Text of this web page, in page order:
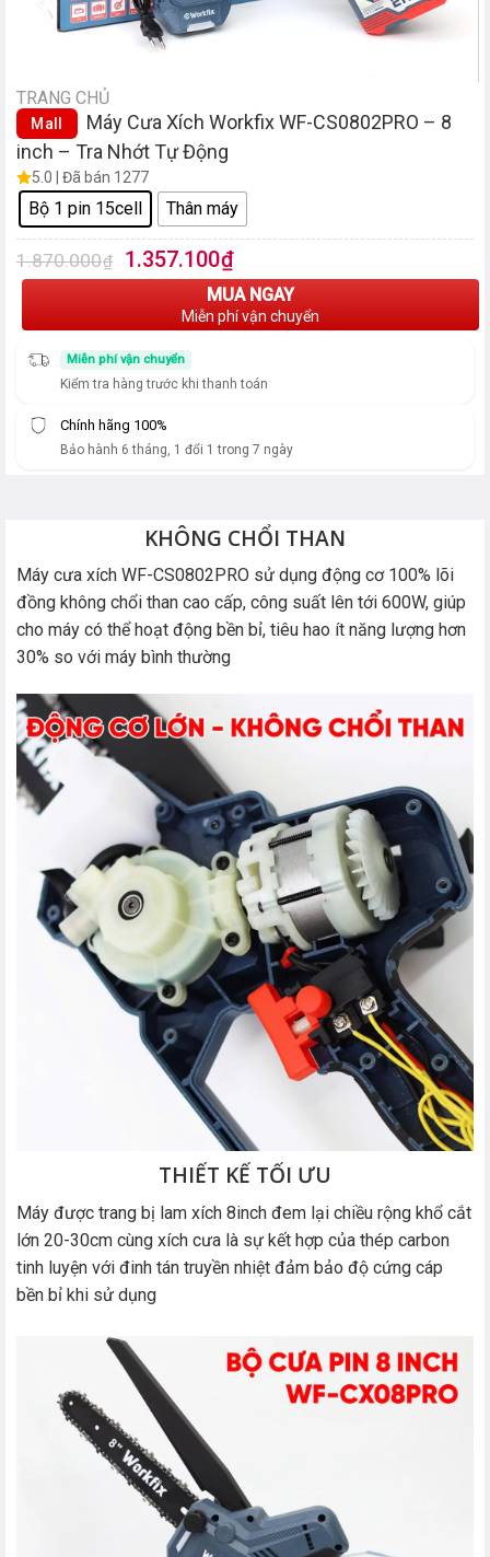
TRANG CHỦ
Mall
Máy Cưa Xích Workfix WF-CS0802PRO – 8
inch – Tra Nhớt Tự Động
5.0 | Đã bán 1277
Bộ 1 pin 15cell Thân máy
1.870.000₫
Giá
gốc
1.870.000₫.
1.357.100₫Giá
hiện
tại
là:
MUA NGAY
Miễn phí vận chuyển
Miễn phí vận chuyển
Kiểm tra hàng trước khi thanh toán
Chính hãng 100%
Bảo hành 6 tháng, 1 đổi 1 trong 7 ngày
KHÔNG CHỔI THAN
Máy cưa xích WF-CS0802PRO sử dụng động cơ 100% lõi
đồng không chổi than cao cấp, công suất lên tới 600W, giúp
cho máy có thể hoạt động bền bỉ, tiêu hao ít năng lượng hơn
30% so với máy bình thường
THIẾT KẾ TỐI ƯU
Máy được trang bị lam xích 8inch đem lại chiều rộng khổ cắt
lớn 20-30cm cùng xích cưa là sự kết hợp của thép carbon
tinh luyện với đinh tán truyền nhiệt đảm bảo độ cứng cáp
bền bỉ khi sử dụng